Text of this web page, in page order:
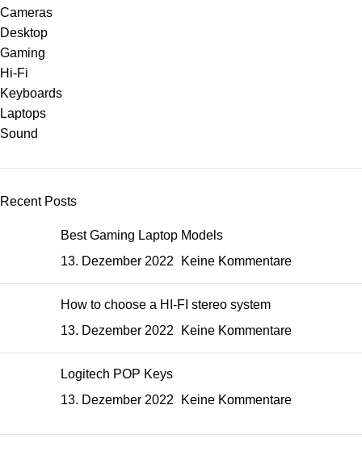
Cameras
Desktop
Gaming
Hi-Fi
Keyboards
Laptops
Sound
Recent Posts
Best Gaming Laptop Models
13. Dezember 2022
Keine Kommentare
How to choose a HI-FI stereo system
13. Dezember 2022
Keine Kommentare
Logitech POP Keys
13. Dezember 2022
Keine Kommentare